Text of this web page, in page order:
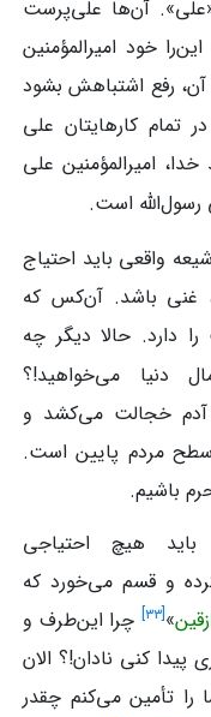
آن‌ها علی‌پرست
خود امیرالمؤمنین
رفع اشتباهش بشود
تمام کارهایتان علی
امیرالمؤمنین علی
رسول‌الله است.
واقعی باید احتیاج
غنی باشد. آن‌کس که
دارد. حالا دیگر چه
دنیا می‌خواهید!؟
آدم خجالت می‌کشد و
سطح مردم پایین است.
باشیم.
هیچ احتیاجی
و قسم می‌خورد که
»
[۳۳] چرا این‌طرف و
کنی نادان!؟ الان
را تأمین می‌کنم چقدر